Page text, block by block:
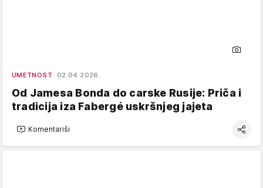
UMETNOST 02.04.2026.
Od Jamesa Bonda do carske Rusije: Priča i
tradicija iza Fabergé uskršnjeg jajeta
Komentariši